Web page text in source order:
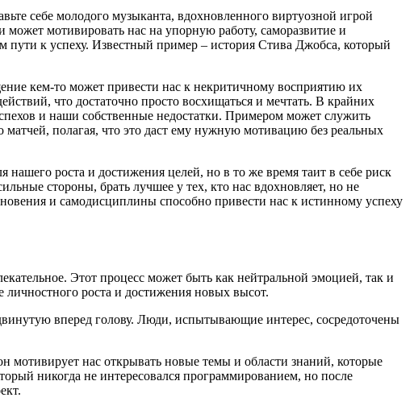
себе молодого музыканта, вдохновленного виртуозной игрой
мотивировать нас на упорную работу, саморазвитие и
к успеху. Известный пример – история Стива Джобса, который
кем-то может привести нас к некритичному восприятию их
что достаточно просто восхищаться и мечтать. В крайних
и наши собственные недостатки. Примером может служить
матчей, полагая, что это даст ему нужную мотивацию без реальных
роста и достижения целей, но в то же время таит в себе риск
стороны, брать лучшее у тех, кто нас вдохновляет, но не
и самодисциплины способно привести нас к истинному успеху
Этот процесс может быть как нейтральной эмоцией, так и
роста и достижения новых высот.
вперед голову. Люди, испытывающие интерес, сосредоточены
мотивирует нас открывать новые темы и области знаний, которые
никогда не интересовался программированием, но после